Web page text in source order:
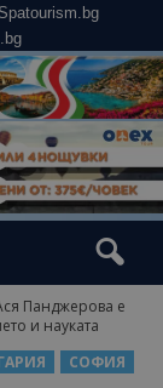
Spatourism.bg
Панджерова е
и науката
СОФИЯ